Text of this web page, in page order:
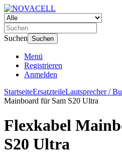
Suchen Suchen
Menü
Registrieren
Anmelden
StartseiteErsatzteileLautsprecher /
Mainboard für Sam S20 Ultra
Flexkabel
S20 Ultra